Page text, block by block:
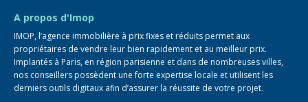
A propos d'Imop
IMOP, l’agence immobilière à prix fixes et réduits permet aux
propriétaires de vendre leur bien rapidement et au meilleur prix.
Implantés à Paris, en région parisienne et dans de nombreuses villes,
nos conseillers possèdent une forte expertise locale et utilisent les
derniers outils digitaux afin d’assurer la réussite de votre projet.